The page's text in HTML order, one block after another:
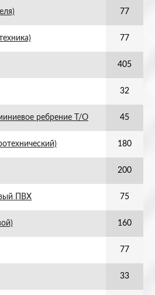
77
77
405
32
ребрение Т/О 45
180
200
ПВХ 75
160
77
33